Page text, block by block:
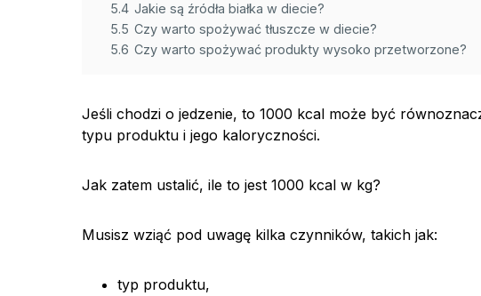
5.4 Jakie są źródła białka w diecie?
5.5 Czy warto spożywać tłuszcze w diecie?
5.6 Czy warto spożywać produkty wysoko przetworzone?
Jeśli chodzi o jedzenie, to 1000 kcal może być
typu produktu i jego kaloryczności.
Jak zatem ustalić, ile to jest 1000 kcal w kg?
Musisz wziąć pod uwagę kilka czynników, takich jak:
typ produktu,